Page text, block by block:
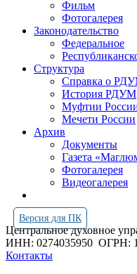
Фильм
Фотогалерея
Законодательство
Федеральное
Структура
Справка о
История РДУМ
Муфтии
Мечети России
Архив
Документы
Газета
Фотогалерея
Видеогалерея
Версия для ПК
Центральное духовное
ИНН: 0274035950 ОГРН:
Контакты